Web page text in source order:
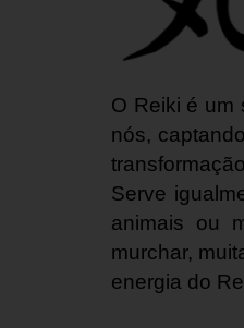
O Reiki é um
nós,
Serve
animais ou
murchar,
energia do